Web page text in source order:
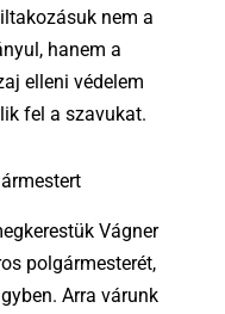
nem a
hanem a
elleni védelem
fel a szavukat.
Vágner
polgármesterét,
Arra várunk